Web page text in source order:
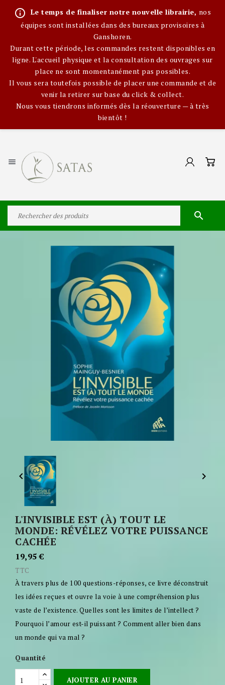
info_outline Le temps de finaliser notre nouvelle librairie, nos
équipes sont installées dans des bureaux provisoires à
Ganshoren.
Durant cette période, les commandes restent disponibles en
ligne. L'accueil physique et la consultation des ouvrages sur
place ne sont momentanément pas possibles.
Il vous sera toutefois possible de placer une commande et de
venir la retirer sur base du click & collect.
Nous vous tiendrons informés dès la réouverture — à très
bientôt !


 
L'INVISIBLE EST (À) TOUT LE
MONDE: RÉVÉLEZ VOTRE PUISSANCE
CACHÉE
19,95 €
TTC
À travers plus de 100 questions-réponses, ce livre déconstruit
les idées reçues et ouvre la voie à une compréhension plus
vaste de l’existence. Quelles sont les limites de l’intellect ?
Pourquoi l’amour est-il puissant ? Comment aller bien dans
un monde qui va mal ?
Quantité
AJOUTER AU PANIER